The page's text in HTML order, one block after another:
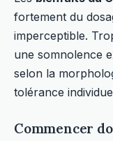
fortement du
imperceptible.
une somnolence
selon la
tolérance
Commencer